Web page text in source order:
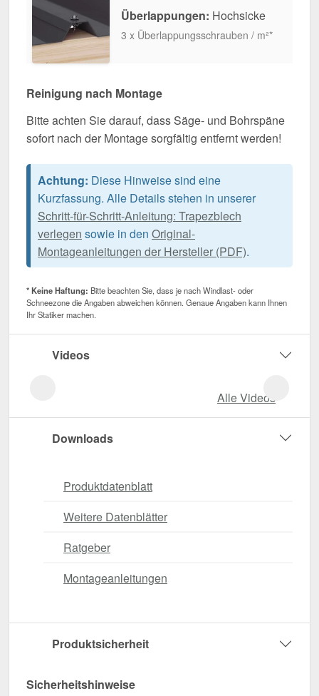
Überlappungen: Hochsicke
3 x Überlappungsschrauben / m²*
Reinigung nach Montage
Bitte achten Sie darauf, dass Säge- und Bohrspäne
sofort nach der Montage sorgfältig entfernt werden!
Achtung: Diese Hinweise sind eine
Kurzfassung. Alle Details stehen in unserer
Schritt-für-Schritt-Anleitung: Trapezblech
verlegen sowie in den Original-
Montageanleitungen der Hersteller (PDF).
* Keine Haftung: Bitte beachten Sie, dass je nach Windlast- oder
Schneezone die Angaben abweichen können. Genaue Angaben kann Ihnen
Ihr Statiker machen.
Videos
Alle Videos
Downloads
Produktdatenblatt
Weitere Datenblätter
Ratgeber
Montageanleitungen
Produktsicherheit
Sicherheitshinweise